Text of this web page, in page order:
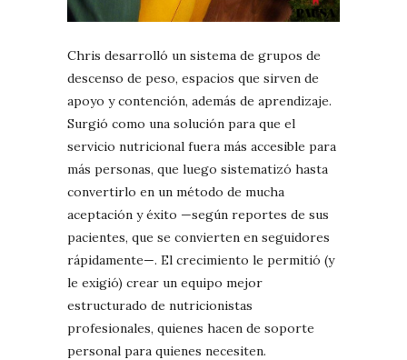
Chris desarrolló un sistema de grupos de
descenso de peso, espacios que sirven de
apoyo y contención, además de aprendizaje.
Surgió como una solución para que el
servicio nutricional fuera más accesible para
más personas, que luego sistematizó hasta
convertirlo en un método de mucha
aceptación y éxito —según reportes de sus
pacientes, que se convierten en seguidores
rápidamente—. El crecimiento le permitió (y
le exigió) crear un equipo mejor
estructurado de nutricionistas
profesionales, quienes hacen de soporte
personal para quienes necesiten.